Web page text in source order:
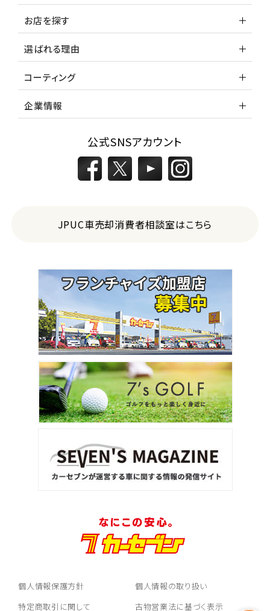
お店を探す
選ばれる理由
コーティング
企業情報
公式SNSアカウント
JPUC車売却消費者相談室はこちら
個人情報保護方針
個人情報の取り扱い
特定商取引に関して
古物営業法に基づく表示